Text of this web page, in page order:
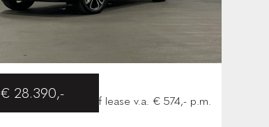
€ 28.390,- of lease v.a. € 574,- p.m.